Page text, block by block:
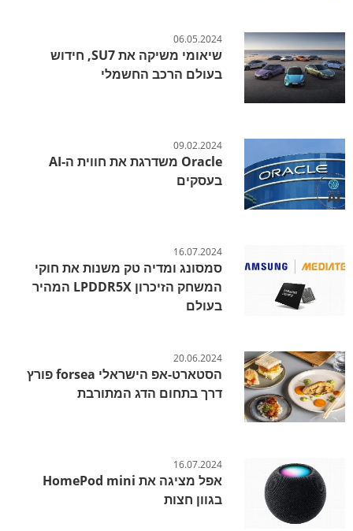
06.05.2024
שיאומי משיקה את SU7, חידוש
בעולם הרכב החשמלי
09.02.2024
Oracle משדרגת את חווית ה-AI
בעסקים
16.07.2024
סמסונג ומדיה טק משנות את חוקי
המשחק הזיכרון LPDDR5X המהיר
בעולם
20.06.2024
הסטארט-אפ הישראלי forsea פורץ
דרך בתחום הדג המתורבת
16.07.2024
אפל מציגה את HomePod mini
בגוון חצות